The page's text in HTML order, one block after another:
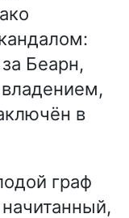
Беарн,
в
граф